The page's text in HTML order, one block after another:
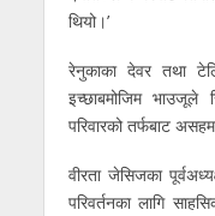
थियो।’
रेनुकाका देवर तथा
इच्छाबमोजिम भाउजूले
परिवारको तर्फबाट
वीरता जेसिजका
परिवर्तनका लागि